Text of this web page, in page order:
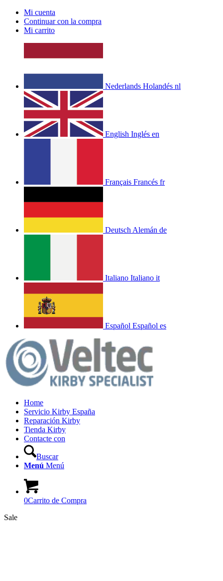
Mi cuenta
Continuar con la compra
Mi carrito
Nederlands Holandés nl
English Inglés en
Français Francés fr
Deutsch Alemán de
Italiano Italiano it
Español Español es
Home
Servicio Kirby España
Reparación Kirby
Tienda Kirby
Contacte con
Buscar
Menú Menú
0Carrito de Compra
Sale